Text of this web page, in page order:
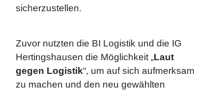
sicherzustellen.
Zuvor nutzten die BI Logistik und die IG
Hertingshausen die Möglichkeit „Laut
gegen Logistik“, um auf sich aufmerksam
zu machen und den neu gewählten